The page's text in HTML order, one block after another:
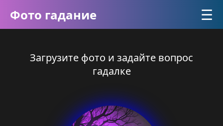
Фото гадание ☰
Загрузите фото и задайте вопрос
гадалке